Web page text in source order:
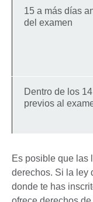
15 a más días
del examen
Dentro de los
previos al
Es posible que las
derechos. Si la ley
donde te has